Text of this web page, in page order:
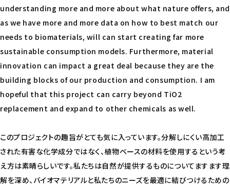
understanding more and more about what nature offers, and
as we have more and more data on how to best match our
needs to biomaterials, will can start creating far more
sustainable consumption models. Furthermore, material
innovation can impact a great deal because they are the
building blocks of our production and consumption. I am
hopeful that this project can carry beyond TiO2
replacement and expand to other chemicals as well.
このプロジェクトの趣旨がとても気に入っています。分解しにくい高加工
された有害な化学成分ではなく、植物ベースの材料を使用するという考
え方は素晴らしいです。私たちは自然が提供するものについてますます理
解を深め、バイオマテリアルと私たちのニーズを最適に結びつけるための